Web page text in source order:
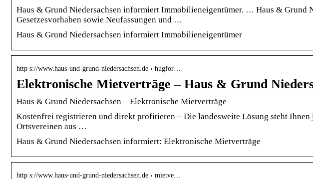
Haus & Grund Niedersachsen informiert Immobilieneigentümer. … Haus & Grund
Gesetzesvorhaben sowie Neufassungen und …
Haus & Grund Niedersachsen informiert Immobilieneigentümer
http s://www.haus-und-grund-niedersachsen.de › hugfor…
Elektronische Mietverträge – Haus & Grund
Haus & Grund Niedersachsen – Elektronische Mietverträge
Kostenfrei registrieren und direkt profitieren – Die landesweite Lösung steht
Ortsvereinen aus …
Haus & Grund Niedersachsen informiert: Elektronische Mietverträge
http s://www.haus-und-grund-niedersachsen.de › mietve…